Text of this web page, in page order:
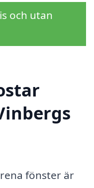
och utan
fönster är